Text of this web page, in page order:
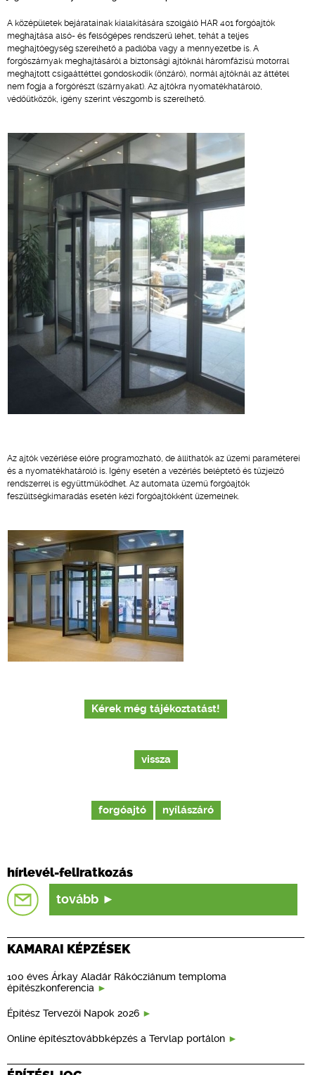
A középületek bejáratainak kialakítására szolgáló HAR 401 forgóajtók
meghajtása alsó- és felsőgépes rendszerű lehet, tehát a teljes
meghajtóegység szerelhető a padlóba vagy a mennyezetbe is. A
forgószárnyak meghajtásáról a biztonsági ajtóknál háromfázisú motorral
meghajtott csigaáttéttel gondoskodik (önzáró), normál ajtóknál az áttétel
nem fogja a forgórészt (szárnyakat). Az ajtókra nyomatékhatároló,
védőütközők, igény szerint vészgomb is szerelhető.
Az ajtók vezérlése előre programozható, de állíthatók az üzemi paraméterei
és a nyomatékhatároló is. Igény esetén a vezérlés beléptető és tűzjelző
rendszerrel is együttműködhet. Az automata üzemű forgóajtók
feszültségkimaradás esetén kézi forgóajtókként üzemelnek.
Kérek még tájékoztatást!
vissza
forgóajtó nyílászáró
hírlevél-feliratkozás
tovább
KAMARAI KÉPZÉSEK
100 éves Árkay Aladár Rákócziánum temploma
építészkonferencia
Építész Tervezői Napok 2026
Online építésztovábbképzés a Tervlap portálon